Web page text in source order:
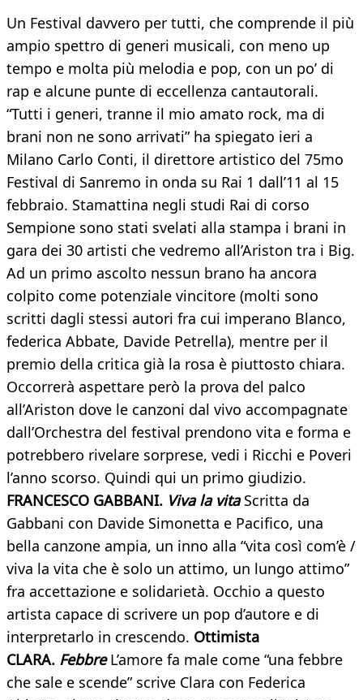
Un Festival davvero per tutti, che comprende il più
ampio spettro di generi musicali, con meno up
tempo e molta più melodia e pop, con un po’ di
rap e alcune punte di eccellenza cantautorali.
“Tutti i generi, tranne il mio amato rock, ma di
brani non ne sono arrivati” ha spiegato ieri a
Milano Carlo Conti, il direttore artistico del 75mo
Festival di Sanremo in onda su Rai 1 dall’11 al 15
febbraio. Stamattina negli studi Rai di corso
Sempione sono stati svelati alla stampa i brani in
gara dei 30 artisti che vedremo all’Ariston tra i Big.
Ad un primo ascolto nessun brano ha ancora
colpito come potenziale vincitore (molti sono
scritti dagli stessi autori fra cui imperano Blanco,
federica Abbate, Davide Petrella), mentre per il
premio della critica già la rosa è piuttosto chiara.
Occorrerà aspettare però la prova del palco
all’Ariston dove le canzoni dal vivo accompagnate
dall’Orchestra del festival prendono vita e forma e
potrebbero rivelare sorprese, vedi i Ricchi e Poveri
l’anno scorso. Quindi qui un primo giudizio.
FRANCESCO GABBANI. Viva la vitaScritta da
Gabbani con Davide Simonetta e Pacifico, una
bella canzone ampia, un inno alla “vita così com’è /
viva la vita che è solo un attimo, un lungo attimo”
fra accettazione e solidarietà. Occhio a questo
artista capace di scrivere un pop d’autore e di
interpretarlo in crescendo. Ottimista
CLARA. FebbreL’amore fa male come “una febbre
che sale e scende” scrive Clara con Federica